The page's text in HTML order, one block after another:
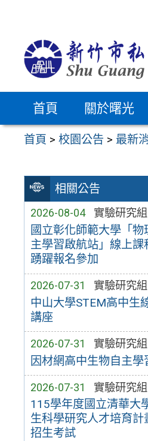
首頁 關於曙光
首頁 >校園公告 > 最新
相關公告
2026-08-04 實驗研究組
國立彰化師範大學「物
主學習啟航站」線上課
踴躍報名參加
2026-07-31 實驗研究組
中山大學STEM高中生
講座
2026-07-31 實驗研究組
因材網高中生物自主學
2026-07-31 實驗研究組
115學年度國立清華大
生科學研究人才培育計
招生考試